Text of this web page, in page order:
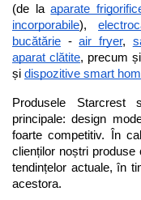
(de la aparate
incorporabile),
bucătărie - air fryer,
aparat clătite, precum
și dispozitive smart
Produsele Starcrest
principale: design
foarte competitiv. În
clienților noștri produse
tendințelor actuale, în
acestora.